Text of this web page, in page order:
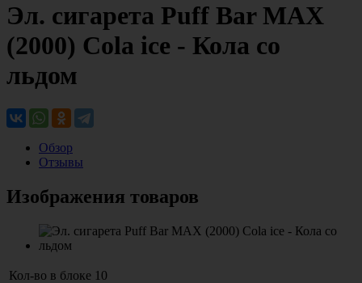
Эл. сигарета Puff Bar MAX
(2000) Cola ice - Кола со
льдом
Обзор
Отзывы
Изображения товаров
Кол-во в блоке 10